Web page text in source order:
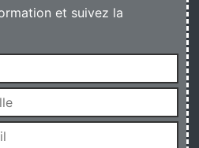
et suivez la